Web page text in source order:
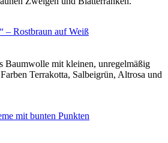
– Rostbraun auf Weiß
mit bunten Punkten